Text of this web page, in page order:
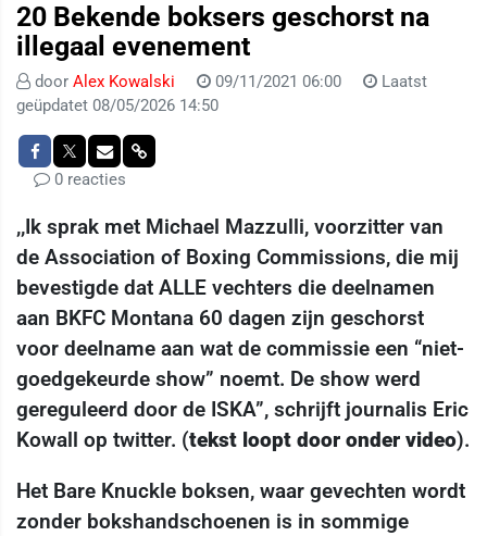
20 Bekende boksers geschorst na
illegaal evenement
door Alex Kowalski 09/11/2021 06:00
Laatst
geüpdatet 08/05/2026 14:50
0 reacties
,,Ik sprak met Michael Mazzulli, voorzitter van
de Association of Boxing Commissions, die mij
bevestigde dat ALLE vechters die deelnamen
aan BKFC Montana 60 dagen zijn geschorst
voor deelname aan wat de commissie een “niet-
goedgekeurde show” noemt. De show werd
gereguleerd door de ISKA”, schrijft journalis Eric
Kowall op twitter. (tekst loopt door onder video).
Het Bare Knuckle boksen, waar gevechten wordt
zonder bokshandschoenen is in sommige